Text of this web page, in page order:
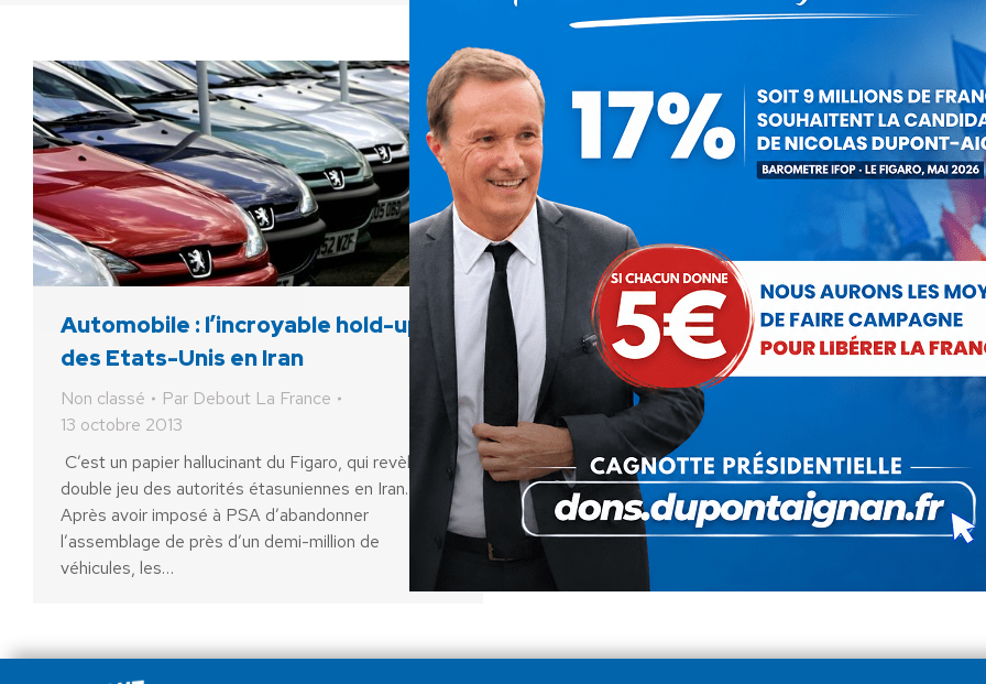
Automobile : l’incroyable hold-up
des Etats-Unis en Iran
Non classé Par Debout La France
13 octobre 2013
C’est un papier hallucinant du Figaro, qui revèle le
double jeu des autorités étasuniennes en Iran.
Après avoir imposé à PSA d’abandonner
l’assemblage de près d’un demi-million de
véhicules, les…